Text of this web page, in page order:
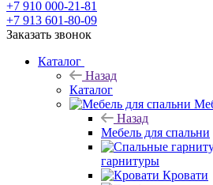
+7 910 000-21-81
+7 913 601-80-09
Заказать звонок
Каталог
Назад
Каталог
Назад
Мебель для спальни
гарнитуры
Кровати